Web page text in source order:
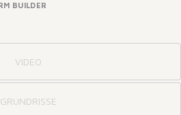
BUILDER
VIDEO
GRUNDRISSE